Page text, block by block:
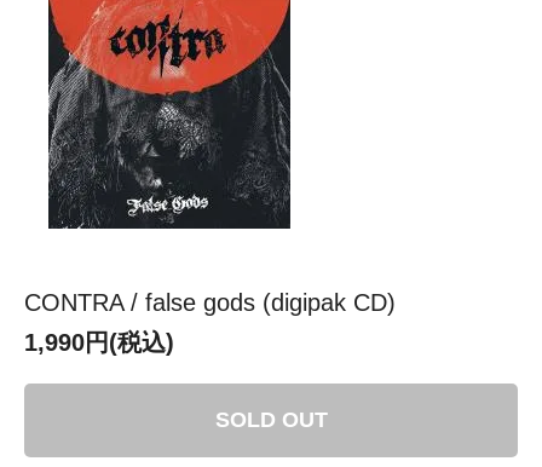
CONTRA / false gods (digipak CD)
1,990円(税込)
SOLD OUT